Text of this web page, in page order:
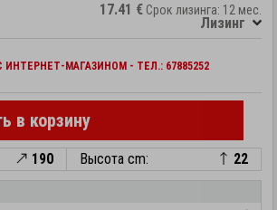
17.41 € Срок лизинга: 12 мес.
Лизинг
МАГАЗИНОМ - ТЕЛ.: 67885252
в корзину
190 Высота cm:
22